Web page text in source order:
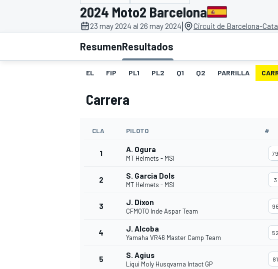
INDYCAR
2024 Moto2 Barcelona
23 may 2024 al 26 may 2024| Circuit de Barcelona-
ResumenResultados
EL FIP PL1 PL2 Q1 Q2 PARRILLA
Carrera
CLA PILOTO #
1 A. Ogura
MT Helmets - MSI
79
2 S. Garcia Dols
MT Helmets - MSI
3
3 J. Dixon
CFMOTO Inde Aspar Team
96
4 J. Alcoba
Yamaha VR46 Master Camp Team
52
5 S. Agius
Liqui Moly Husqvarna Intact GP
81